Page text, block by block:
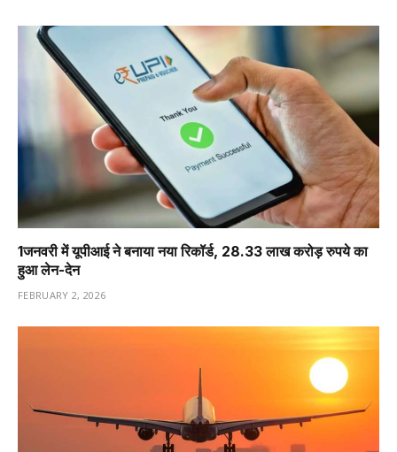
1️जनवरी में यूपीआई ने बनाया नया रिकॉर्ड, 28.33 लाख करोड़ रुपये का
हुआ लेन-देन
FEBRUARY 2, 2026